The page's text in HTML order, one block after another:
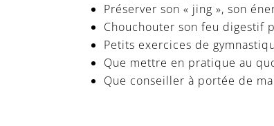
Préserver son « jing », son
Chouchouter son feu digestif
Petits exercices de
Que mettre en pratique au
Que conseiller à portée de